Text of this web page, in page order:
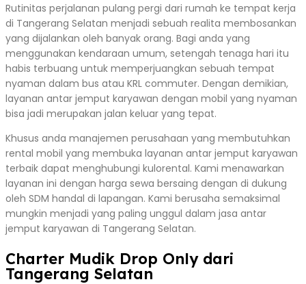
Rutinitas perjalanan pulang pergi dari rumah ke tempat kerja
di Tangerang Selatan menjadi sebuah realita membosankan
yang dijalankan oleh banyak orang. Bagi anda yang
menggunakan kendaraan umum, setengah tenaga hari itu
habis terbuang untuk memperjuangkan sebuah tempat
nyaman dalam bus atau KRL commuter. Dengan demikian,
layanan antar jemput karyawan dengan mobil yang nyaman
bisa jadi merupakan jalan keluar yang tepat.
Khusus anda manajemen perusahaan yang membutuhkan
rental mobil yang membuka layanan antar jemput karyawan
terbaik dapat menghubungi kulorental. Kami menawarkan
layanan ini dengan harga sewa bersaing dengan di dukung
oleh SDM handal di lapangan. Kami berusaha semaksimal
mungkin menjadi yang paling unggul dalam jasa antar
jemput karyawan di Tangerang Selatan.
Charter Mudik Drop Only dari
Tangerang Selatan